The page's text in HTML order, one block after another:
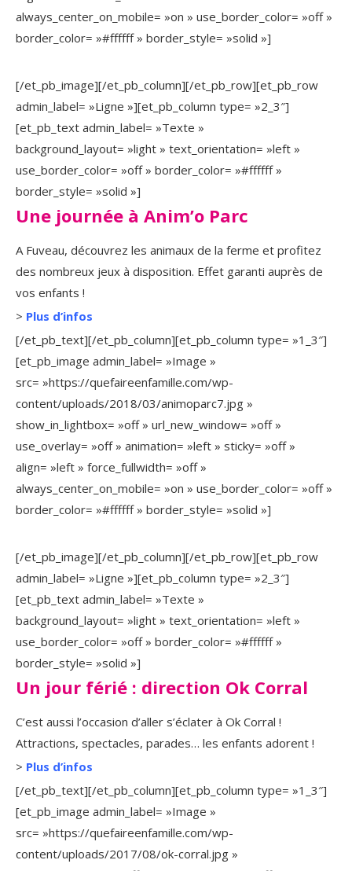
always_center_on_mobile= »on » use_border_color= »off »
border_color= »#ffffff » border_style= »solid »]
[/et_pb_image][/et_pb_column][/et_pb_row][et_pb_row
admin_label= »Ligne »][et_pb_column type= »2_3″]
[et_pb_text admin_label= »Texte »
background_layout= »light » text_orientation= »left »
use_border_color= »off » border_color= »#ffffff »
border_style= »solid »]
Une journée à Anim’o Parc
A Fuveau, découvrez les animaux de la ferme et profitez
des nombreux jeux à disposition. Effet garanti auprès de
vos enfants !
> Plus d’infos
[/et_pb_text][/et_pb_column][et_pb_column type= »1_3″]
[et_pb_image admin_label= »Image »
src= »https://quefaireenfamille.com/wp-
content/uploads/2018/03/animoparc7.jpg »
show_in_lightbox= »off » url_new_window= »off »
use_overlay= »off » animation= »left » sticky= »off »
align= »left » force_fullwidth= »off »
always_center_on_mobile= »on » use_border_color= »off »
border_color= »#ffffff » border_style= »solid »]
[/et_pb_image][/et_pb_column][/et_pb_row][et_pb_row
admin_label= »Ligne »][et_pb_column type= »2_3″]
[et_pb_text admin_label= »Texte »
background_layout= »light » text_orientation= »left »
use_border_color= »off » border_color= »#ffffff »
border_style= »solid »]
Un jour férié : direction Ok Corral
C’est aussi l’occasion d’aller s’éclater à Ok Corral !
Attractions, spectacles, parades… les enfants adorent !
> Plus d’infos
[/et_pb_text][/et_pb_column][et_pb_column type= »1_3″]
[et_pb_image admin_label= »Image »
src= »https://quefaireenfamille.com/wp-
content/uploads/2017/08/ok-corral.jpg »